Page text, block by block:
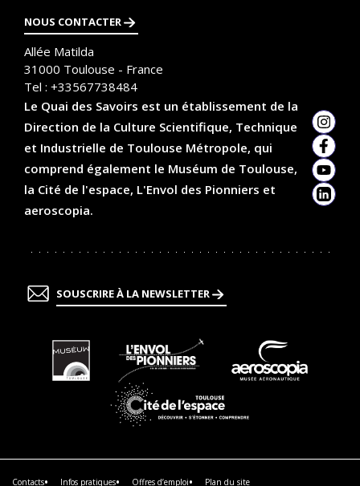
NOUS CONTACTER
Allée Matilda
31000 Toulouse - France
Tel : +33567738484
Le Quai des Savoirs est un établissement de la
Direction de la Culture Scientifique, Technique
et Industrielle de Toulouse Métropole, qui
comprend également le Muséum de Toulouse,
la Cité de l'espace, L'Envol des Pionniers et
aeroscopia.
SOUSCRIRE À LA NEWSLETTER
En
savoir
plus
Contacts Infos pratiques Offres d’emploi Plan du site